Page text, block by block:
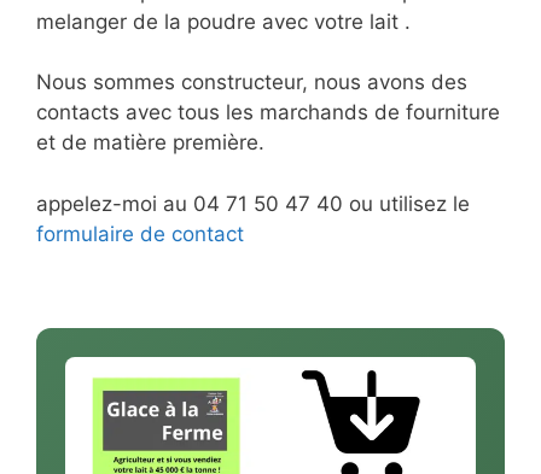
melanger de la poudre avec votre lait .
Nous sommes constructeur, nous avons des
contacts avec tous les marchands de fourniture
et de matière première.
appelez-moi au 04 71 50 47 40 ou utilisez le
formulaire de contact